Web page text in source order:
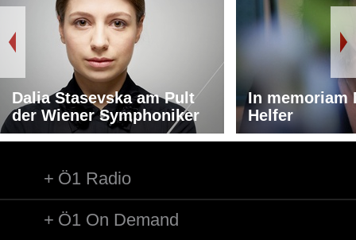
Dalia Stasevska am Pult
der Wiener Symphoniker
In memoriam
Helfer
Ö1 Radio
Ö1 On Demand